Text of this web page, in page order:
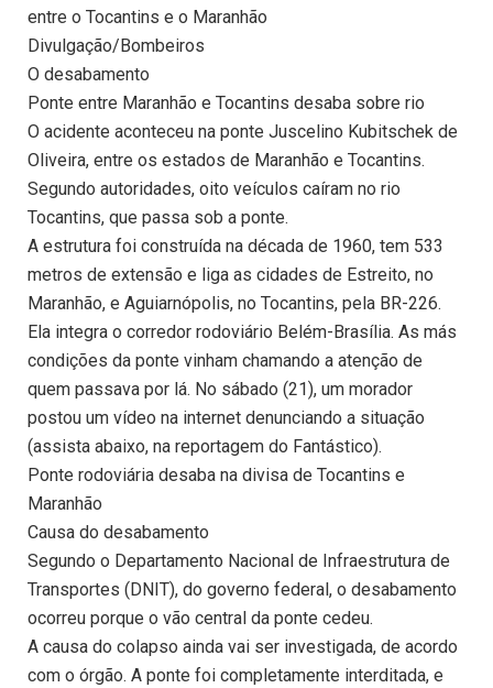
entre o Tocantins e o Maranhão
Divulgação/Bombeiros
O desabamento
Ponte entre Maranhão e Tocantins desaba sobre rio
O acidente aconteceu na ponte Juscelino Kubitschek de
Oliveira, entre os estados de Maranhão e Tocantins.
Segundo autoridades, oito veículos caíram no rio
Tocantins, que passa sob a ponte.
A estrutura foi construída na década de 1960, tem 533
metros de extensão e liga as cidades de Estreito, no
Maranhão, e Aguiarnópolis, no Tocantins, pela BR-226.
Ela integra o corredor rodoviário Belém-Brasília. As más
condições da ponte vinham chamando a atenção de
quem passava por lá. No sábado (21), um morador
postou um vídeo na internet denunciando a situação
(assista abaixo, na reportagem do Fantástico).
Ponte rodoviária desaba na divisa de Tocantins e
Maranhão
Causa do desabamento
Segundo o Departamento Nacional de Infraestrutura de
Transportes (DNIT), do governo federal, o desabamento
ocorreu porque o vão central da ponte cedeu.
A causa do colapso ainda vai ser investigada, de acordo
com o órgão. A ponte foi completamente interditada, e